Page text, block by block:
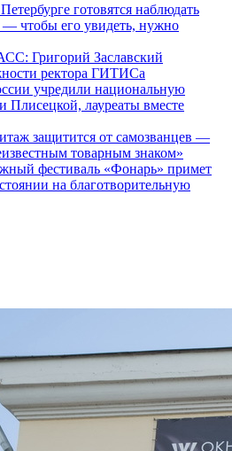
готовятся наблюдать
— чтобы его увидеть, нужно
Григорий Заславский
ректора ГИТИСа
учредили национальную
лауреаты вместе
защитится от самозванцев —
товарным знаком»
фестиваль «Фонарь» примет
на благотворительную